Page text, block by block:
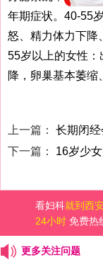
年期症状。40-55
怒、精力体力下降
55岁以上的女性
降，卵巢基本萎缩
上一篇： 长期闭
下一篇： 16岁少
看妇科就到西
24小时 免费热
更多关注问题